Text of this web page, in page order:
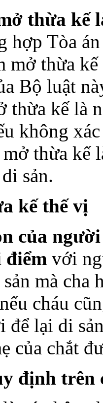
thừa kế
hợp Tòa
mở thừa
Bộ luật
thừa kế là
không
thừa kế
sản.
kế thế vị
của
điểm với
mà cha
cháu
lại di
của chắt
định trên